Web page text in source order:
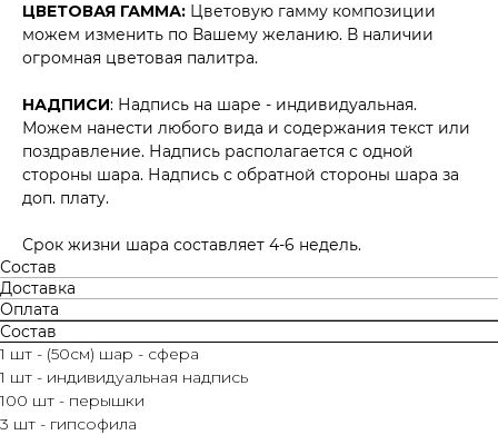
ЦВЕТОВАЯ ГАММА: Цветовую гамму композиции
можем изменить по Вашему желанию. В наличии
огромная цветовая палитра.
НАДПИСИ: Надпись на шаре - индивидуальная.
Можем нанести любого вида и содержания текст или
поздравление. Надпись располагается с одной
стороны шара. Надпись с обратной стороны шара за
доп. плату.
Срок жизни шара составляет 4-6 недель.
Состав
Доставка
Оплата
Состав
1 шт - (50см) шар - сфера
1 шт - индивидуальная надпись
100 шт - перышки
3 шт - гипсофила